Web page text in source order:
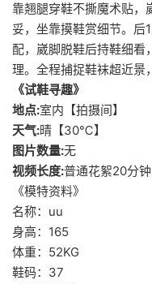
靠翘腿穿鞋不撕魔术贴，
妥，坐靠摸鞋赏细节。后
配，崴脚脱鞋后持鞋细看
理。全程捕捉鞋袜超近景
《试鞋寻趣》
地点:室内【拍摄间】
天气:晴【30℃】
图片数量:无
视频长度:普通花絮20分钟
《模特资料》
名称：uu
身高：165
体重：52KG
鞋码：37